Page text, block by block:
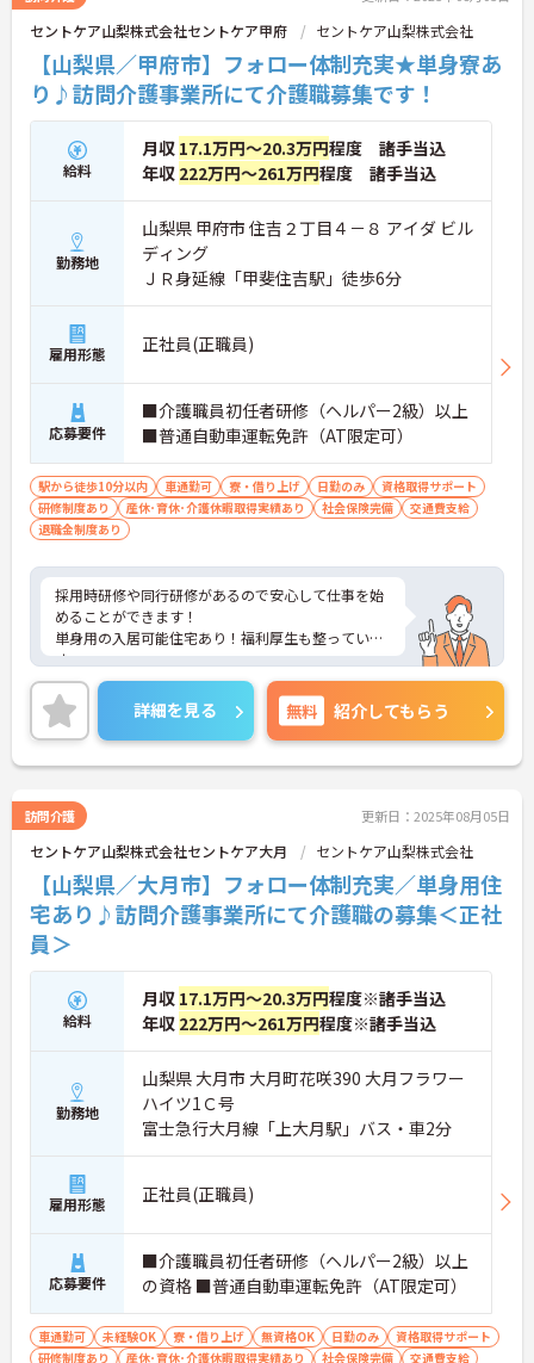
対策ポイントなどをお話させていただきますのでお
気軽にお問い合わせくださいませ。
セントケア山梨株式会社セントケア甲府 セントケア山梨株式会社
【山梨県／甲府市】フォロー体制充実★単身寮あ
り♪訪問介護事業所にて介護職募集です！
給料
月収 17.1万円～20.3万円程度 諸手当込
年収 222万円～261万円程度 諸手当込
勤務地
山梨県 甲府市 住吉２丁目４－８ アイダ ビル
ディング
ＪＲ身延線「甲斐住吉駅」徒歩6分
雇用形態 正社員(正職員)
応募要件
■介護職員初任者研修（ヘルパー2級）以上
■普通自動車運転免許（AT限定可）
駅から徒歩10分以内 車通勤可 寮・借り上げ 日勤のみ
資格取得サポート
研修制度あり
産休･育休･介護休暇取得実績あり 社会保険完備
交通費支給
退職金制度あり
採用時研修や同行研修があるので安心して仕事を始
めることができます！
単身用の入居可能住宅あり！福利厚生も整っていま
す。
ご興味がある方には、面接対策ポイントなど、さら
に詳細をお話しいたしますのでお気軽にご相談くだ
さい。
詳細を見る 無料 紹介してもらう
訪問介護 更新日：2025年08月05日
セントケア山梨株式会社セントケア大月 セントケア山梨株式会社
【山梨県／大月市】フォロー体制充実／単身用住
宅あり♪訪問介護事業所にて介護職の募集＜正社
員＞
給料
月収 17.1万円～20.3万円程度※諸手当込
年収 222万円～261万円程度※諸手当込
勤務地
山梨県 大月市 大月町花咲390 大月フラワー
ハイツ1Ｃ号
富士急行大月線「上大月駅」バス・車2分
雇用形態 正社員(正職員)
応募要件
■介護職員初任者研修（ヘルパー2級）以上
の資格 ■普通自動車運転免許（AT限定可）
車通勤可 未経験OK 寮・借り上げ 無資格OK 日勤のみ
資格取得サポート
研修制度あり
産休･育休･介護休暇取得実績あり 社会保険完備 交通費支給